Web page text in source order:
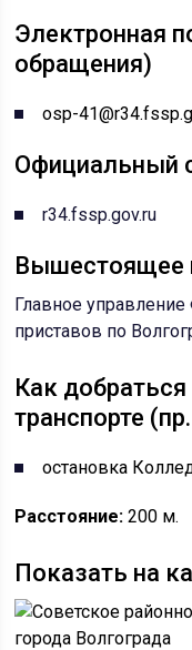
Электронная
обращения)
osp-
Официальный
r34.fssp.gov.ru
Вышестоящее
Главное
приставов по
Как
транспорте
остановка
Расстояние:200 м.
Показать на